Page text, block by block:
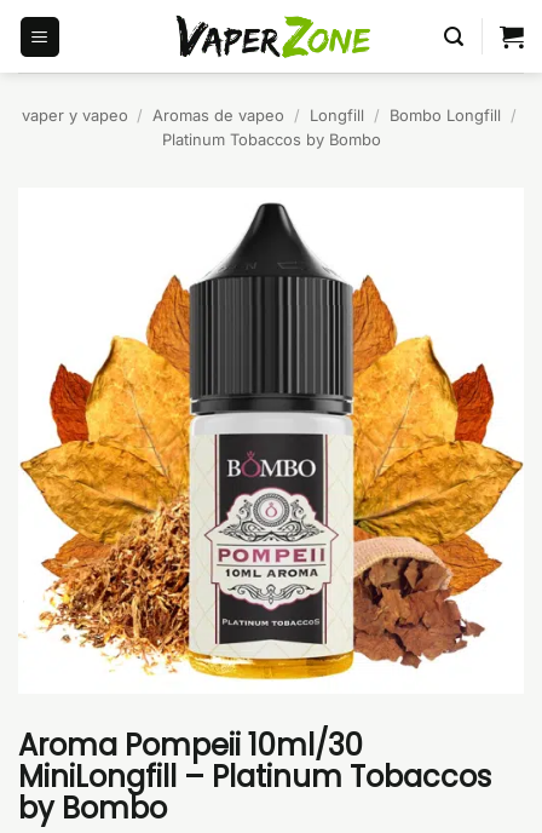
Saltar
contenido
vaper y vapeo / Aromas de vapeo / Longfill / Bombo Longfill
/
Platinum Tobaccos by Bombo
Aroma Pompeii 10ml/30
MiniLongfill – Platinum Tobaccos
by Bombo